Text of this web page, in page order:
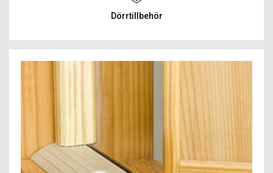
Dörrtillbehör